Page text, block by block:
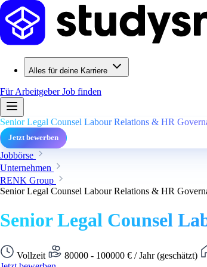
Alles für deine Karriere
Für ArbeitgeberJob finden
Senior Legal Counsel Labour Relations & HR
Jetzt bewerben
Jobbörse
Unternehmen
RENK Group
Senior Legal Counsel Labour Relations & HR
Senior Legal Counsel
Vollzeit 80000 - 100000 € / Jahr (geschätzt)